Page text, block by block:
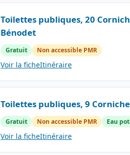
Toilettes publiques, 20
Bénodet
Gratuit Non accessible PMR
Voir la ficheItinéraire
Toilettes publiques, 9
Gratuit Non accessible PMR Eau
Voir la ficheItinéraire